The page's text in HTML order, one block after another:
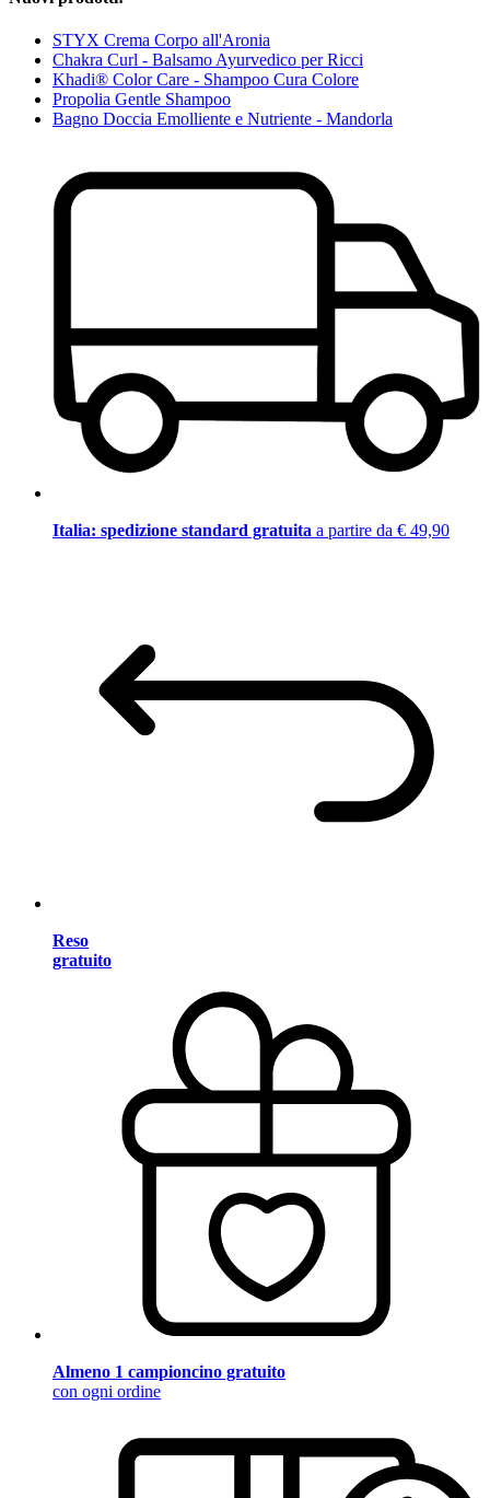
STYX Crema Corpo all'Aronia
Chakra Curl - Balsamo Ayurvedico per Ricci
Khadi® Color Care - Shampoo Cura Colore
Propolia Gentle Shampoo
Bagno Doccia Emolliente e Nutriente - Mandorla
Italia: spedizione standard gratuita a partire da € 49,90
Reso
gratuito
Almeno 1 campioncino gratuito
con ogni ordine